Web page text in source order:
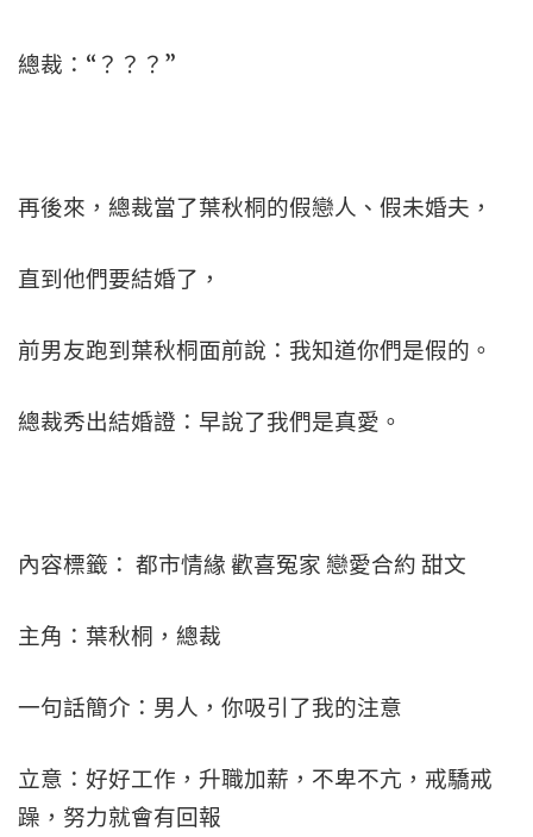
總裁：“？？？”
再後來，總裁當了葉秋桐的假戀人、假未婚夫，
直到他們要結婚了，
前男友跑到葉秋桐面前說：我知道你們是假的。
總裁秀出結婚證：早說了我們是真愛。
內容標籤： 都市情緣 歡喜冤家 戀愛合約 甜文
主角：葉秋桐，總裁
一句話簡介：男人，你吸引了我的注意
立意：好好工作，升職加薪，不卑不亢，戒驕戒
躁，努力就會有回報